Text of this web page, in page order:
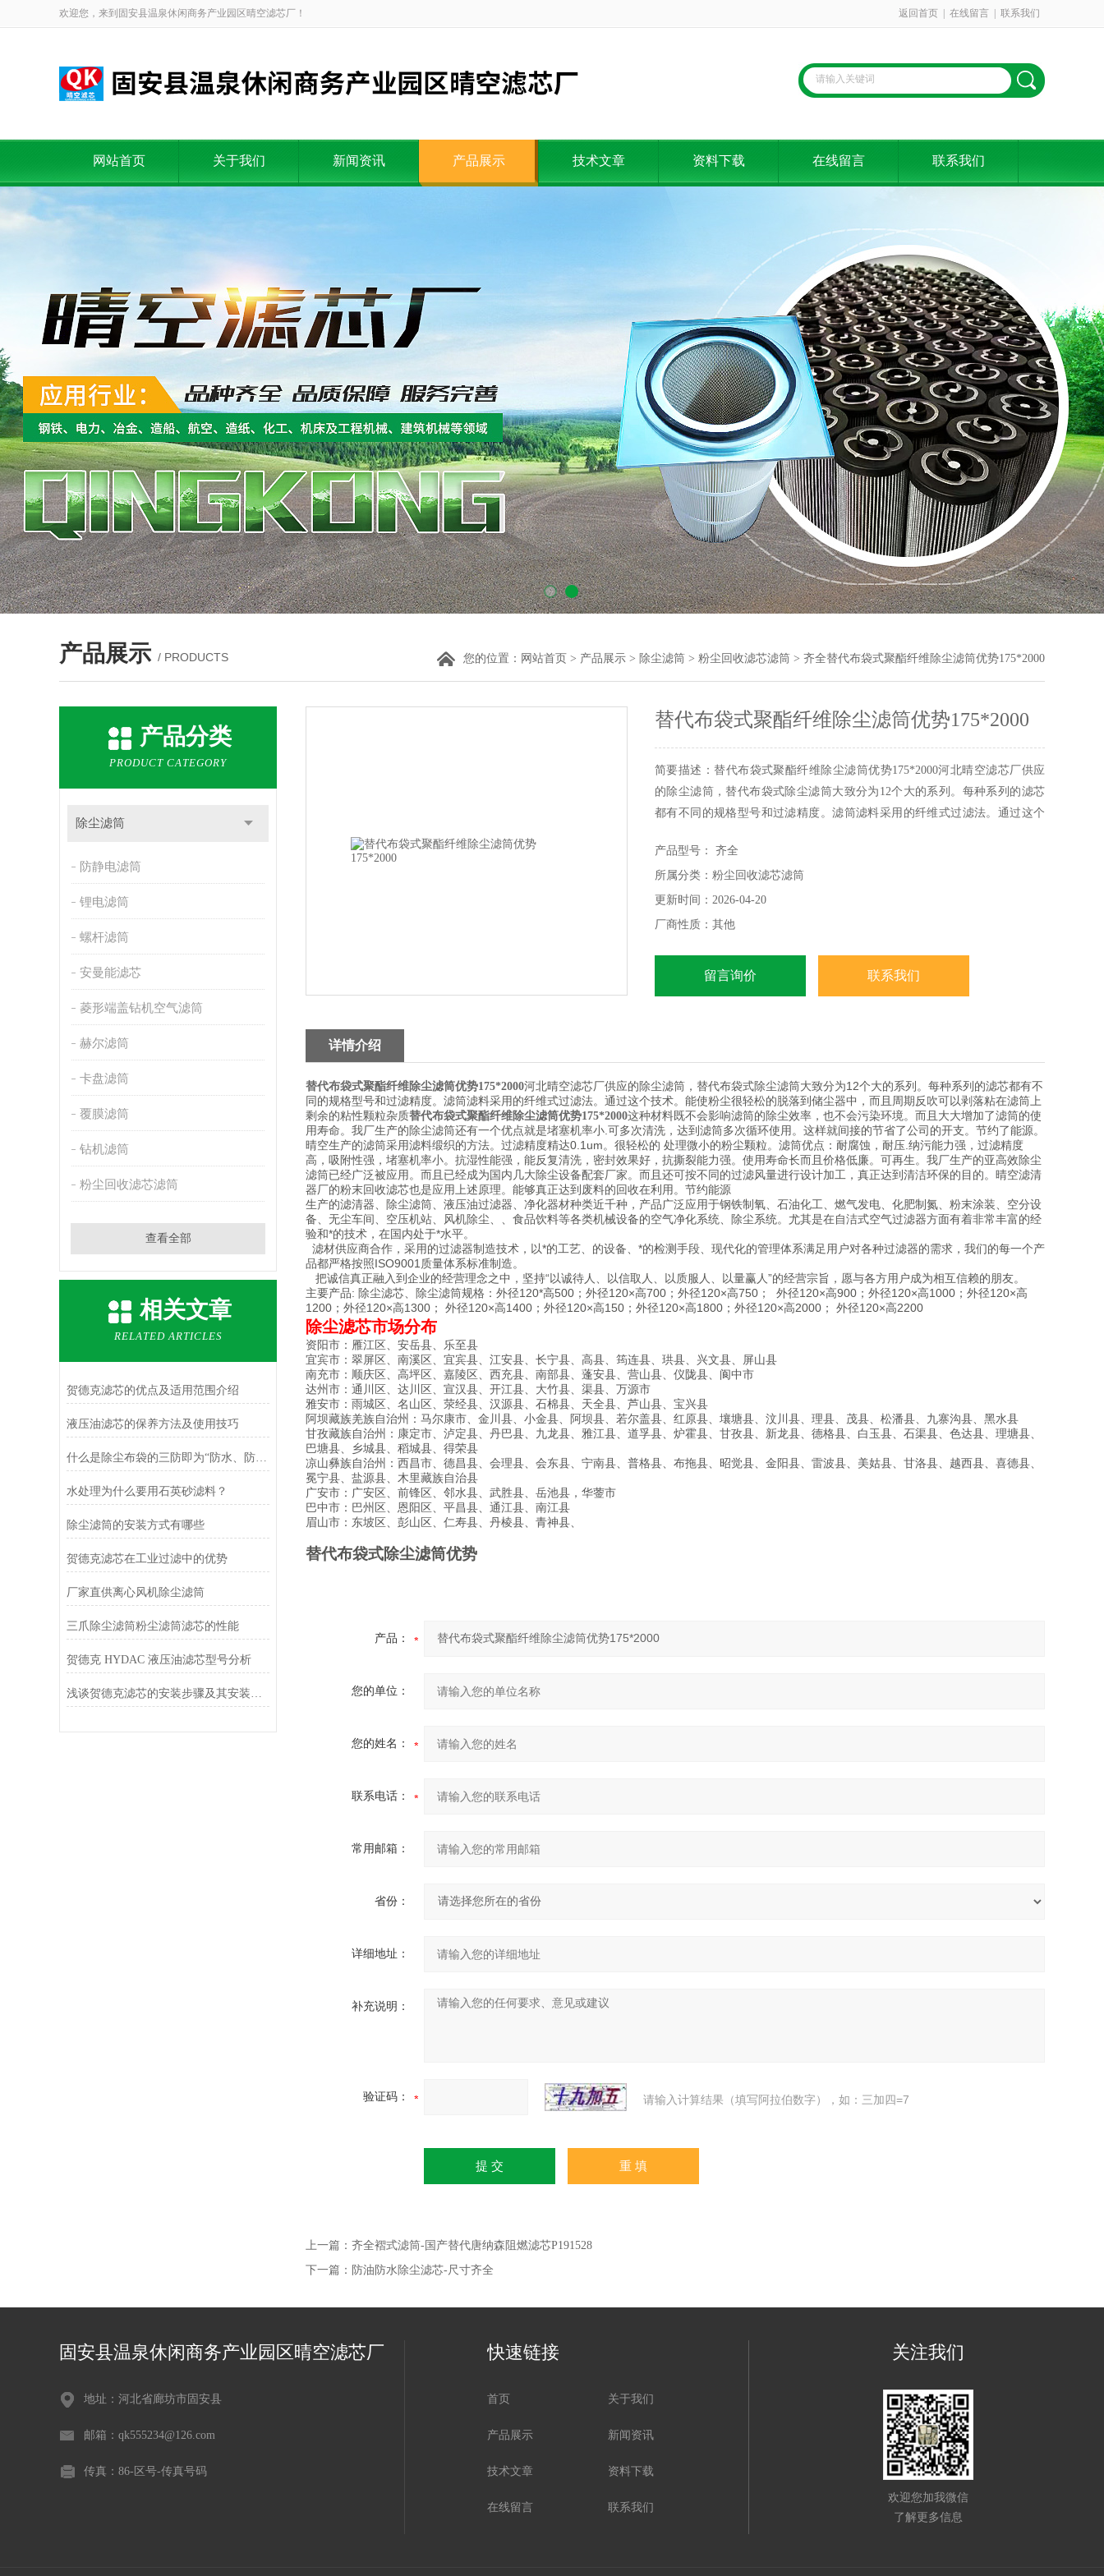
欢迎您，来到固安县温泉休闲商务产业园区晴空滤芯厂！ 返回首页 在线留言 联系我们
网站首页 关于我们 新闻资讯 产品展示 技术文章 资料下载 在线留言 联系我们
产品展示 / PRODUCTS 您的位置： 网站首页 > 产品展示 > 除尘滤筒 > 粉尘回收滤芯滤筒 > 齐全替代布袋式聚酯纤维除尘滤筒优势175*2000
产品分类
PRODUCT CATEGORY
除尘滤筒
防静电滤筒
锂电滤筒
螺杆滤筒
安曼能滤芯
菱形端盖钻机空气滤筒
赫尔滤筒
卡盘滤筒
覆膜滤筒
钻机滤筒
粉尘回收滤芯滤筒
查看全部
相关文章
RELATED ARTICLES
贺德克滤芯的优点及适用范围介绍
液压油滤芯的保养方法及使用技巧
什么是除尘布袋的三防即为“防水、防油、防静电”
水处理为什么要用石英砂滤料？
除尘滤筒的安装方式有哪些
贺德克滤芯在工业过滤中的优势
厂家直供离心风机除尘滤筒
三爪除尘滤筒粉尘滤筒滤芯的性能
贺德克 HYDAC 液压油滤芯型号分析
浅谈贺德克滤芯的安装步骤及其安装注意事项
替代布袋式聚酯纤维除尘滤筒优势175*2000
简要描述：替代布袋式聚酯纤维除尘滤筒优势175*2000河北晴空滤芯厂供应
的除尘滤筒，替代布袋式除尘滤筒大致分为12个大的系列。每种系列的滤芯
都有不同的规格型号和过滤精度。滤筒滤料采用的纤维式过滤法。通过这个
上剩余的粘性颗粒杂质
产品型号： 齐全
所属分类：粉尘回收滤芯滤筒
更新时间：2026-04-20
厂商性质：其他
留言询价 联系我们
详情介绍
替代布袋式聚酯纤维除尘滤筒优势175*2000河北晴空滤芯厂供应的除尘滤筒，替代布袋式除尘滤筒大致分为12个大的系列。每种系列的滤芯都有不
同的规格型号和过滤精度。滤筒滤料采用的纤维式过滤法。通过这个技术。能使粉尘很轻松的脱落到储尘器中，而且周期反吹可以剥落粘在滤筒上
剩余的粘性颗粒杂质替代布袋式聚酯纤维除尘滤筒优势175*2000这种材料既不会影响滤筒的除尘效率，也不会污染环境。而且大大增加了滤筒的使
用寿命。我厂生产的除尘滤筒还有一个优点就是堵塞机率小.可多次清洗，达到滤筒多次循环使用。这样就间接的节省了公司的开支。节约了能源。
晴空生产的滤筒采用滤料缎织的方法。过滤精度精达0.1um。很轻松的 处理微小的粉尘颗粒。滤筒优点：耐腐蚀，耐压.纳污能力强，过滤精度
高，吸附性强，堵塞机率小。抗湿性能强，能反复清洗，密封效果好，抗撕裂能力强。使用寿命长而且价格低廉。可再生。我厂生产的亚高效除尘
滤筒已经广泛被应用。而且已经成为国内几大除尘设备配套厂家。而且还可按不同的过滤风量进行设计加工，真正达到清洁环保的目的。晴空滤清
器厂的粉末回收滤芯也是应用上述原理。能够真正达到废料的回收在利用。节约能源
生产的滤清器、除尘滤筒、液压油过滤器、净化器材种类近千种，产品广泛应用于钢铁制氧、石油化工、燃气发电、化肥制氮、粉末涂装、空分设
备、无尘车间、空压机站、风机除尘、、食品饮料等各类机械设备的空气净化系统、除尘系统。尤其是在自洁式空气过滤器方面有着非常丰富的经
验和*的技术，在国内处于*水平。
滤材供应商合作，采用的过滤器制造技术，以*的工艺、的设备、*的检测手段、现代化的管理体系满足用户对各种过滤器的需求，我们的每一个产
品都严格按照ISO9001质量体系标准制造。
把诚信真正融入到企业的经营理念之中，坚持“以诚待人、以信取人、以质服人、以量赢人”的经营宗旨，愿与各方用户成为相互信赖的朋友。
主要产品: 除尘滤芯、除尘滤筒规格：外径120*高500；外径120×高700；外径120×高750； 外径120×高900；外径120×高1000；外径120×高
1200；外径120×高1300； 外径120×高1400；外径120×高150；外径120×高1800；外径120×高2000； 外径120×高2200
除尘滤芯市场分布
资阳市：雁江区、安岳县、乐至县
宜宾市：翠屏区、南溪区、宜宾县、江安县、长宁县、高县、筠连县、珙县、兴文县、屏山县
南充市：顺庆区、高坪区、嘉陵区、西充县、南部县、蓬安县、营山县、仪陇县、阆中市
达州市：通川区、达川区、宣汉县、开江县、大竹县、渠县、万源市
雅安市：雨城区、名山区、荥经县、汉源县、石棉县、天全县、芦山县、宝兴县
阿坝藏族羌族自治州：马尔康市、金川县、小金县、阿坝县、若尔盖县、红原县、壤塘县、汶川县、理县、茂县、松潘县、九寨沟县、黑水县
甘孜藏族自治州：康定市、泸定县、丹巴县、九龙县、雅江县、道孚县、炉霍县、甘孜县、新龙县、德格县、白玉县、石渠县、色达县、理塘县、
巴塘县、乡城县、稻城县、得荣县
凉山彝族自治州：西昌市、德昌县、会理县、会东县、宁南县、普格县、布拖县、昭觉县、金阳县、雷波县、美姑县、甘洛县、越西县、喜德县、
冕宁县、盐源县、木里藏族自治县
广安市：广安区、前锋区、邻水县、武胜县、岳池县，华蓥市
巴中市：巴州区、恩阳区、平昌县、通江县、南江县
眉山市：东坡区、彭山区、仁寿县、丹棱县、青神县、
替代布袋式除尘滤筒优势
产品：
您的单位：
您的姓名：
联系电话：
常用邮箱：
省份：
详细地址：
补充说明：
验证码： 请输入计算结果（填写阿拉伯数字），如：三加四=7
上一篇： 齐全褶式滤筒-国产替代唐纳森阻燃滤芯P191528
下一篇： 防油防水除尘滤芯-尺寸齐全
固安县温泉休闲商务产业园区晴空滤芯厂
地址：河北省廊坊市固安县
邮箱：qk555234@126.com
传真：86-区号-传真号码
快速链接
首页 关于我们
产品展示 新闻资讯
技术文章 资料下载
在线留言 联系我们
关注我们
欢迎您加我微信
了解更多信息